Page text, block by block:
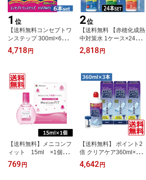
1 位
【送料無料コンセプトワ
ンステップ 300ml×6、専
用ケース2個 (セット)ソ
フトコンタクトレンズ用
4,718 円
2位
【送料無料 【赤穂化成熱
中対策水 1ケース×24本
（レモン味・日向夏味・
アセロラ味） 500ml 飲
分補給 夏 暑さ対策 真夏
日
2,818 円
【送料無料】メニコンフ
ィット 15ml ×1個Me
niconFIT 装着液
769 円
【送料無料】 ポイント2
倍 クリアケア360ml×3、
ディスポカップ付 エーオ
ーセプト AOセプトソフ
4,642 円